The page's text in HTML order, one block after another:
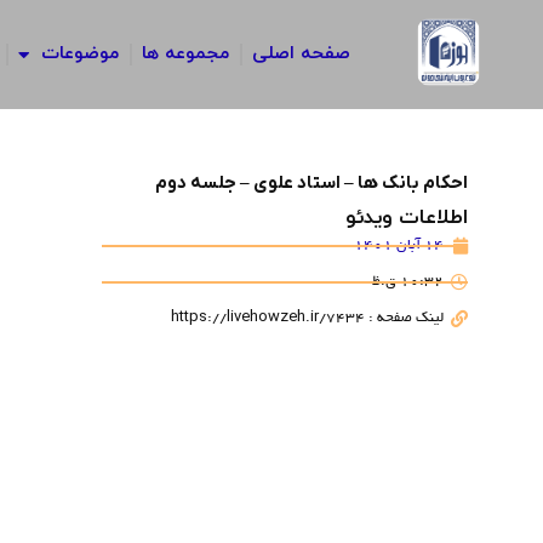
صفحه اصلی مجموعه ها موضوعات
احکام بانک ها – استاد علوی – جلسه دوم
اطلاعات ویدئو
14 آبان 1401
10:32 ق.ظ
لینک صفحه : https://livehowzeh.ir/7434